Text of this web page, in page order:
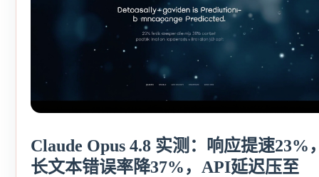
Claude Opus 4.8 实测：响应提速23%
长文本错误率降37%，API延迟压至